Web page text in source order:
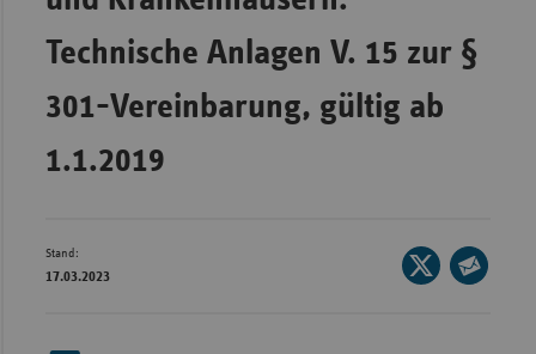
Bayern
Technische Anlagen V. 15 zur §
301-Vereinbarung, gültig ab
1.1.2019
Stand:
17.03.2023
Seite
auf